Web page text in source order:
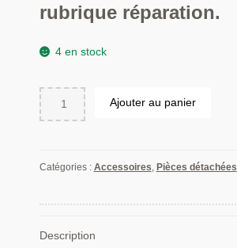
rubrique réparation.
4 en stock
quantité
de
Avant
pour
Ajouter au panier
Catégories : Accessoires, Pièces détachées
Description